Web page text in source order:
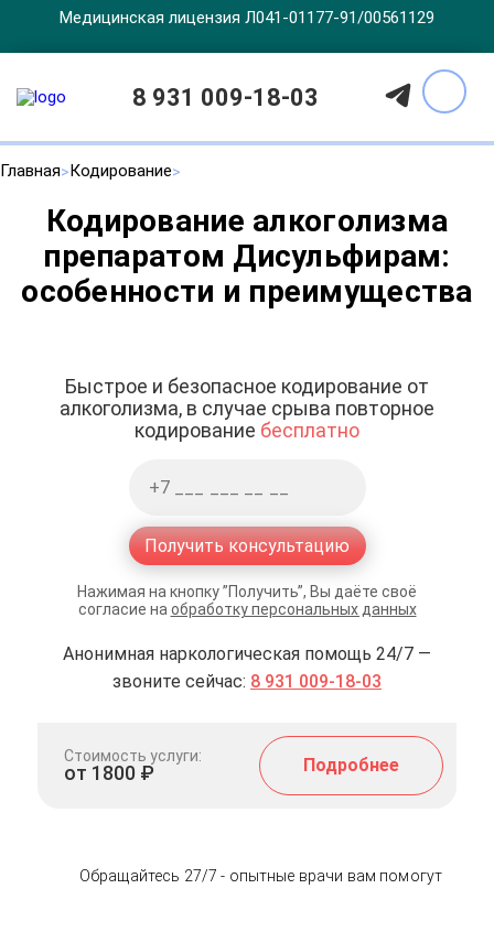
Медицинская лицензия Л041-01177-91/00561129
8 931 009-18-03
Главная Кодирование
Кодирование алкоголизма
препаратом Дисульфирам:
особенности и преимущества
Быстрое и безопасное кодирование от
алкоголизма, в случае срыва повторное
кодирование бесплатно
Получить консультацию
Нажимая на кнопку ”Получить”, Вы даёте своё
согласие на обработку персональных данных
Анонимная наркологическая помощь 24/7 —
звоните сейчас: 8 931 009-18-03
Стоимость услуги:
от 1800 ₽ Подробнее
Обращайтесь 27/7 - опытные врачи вам помогут